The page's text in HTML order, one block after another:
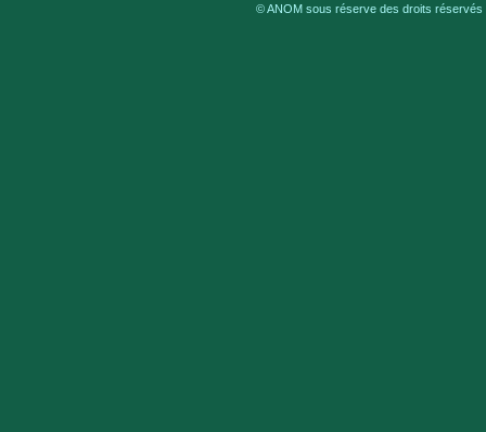
© ANOM sous réserve des droits